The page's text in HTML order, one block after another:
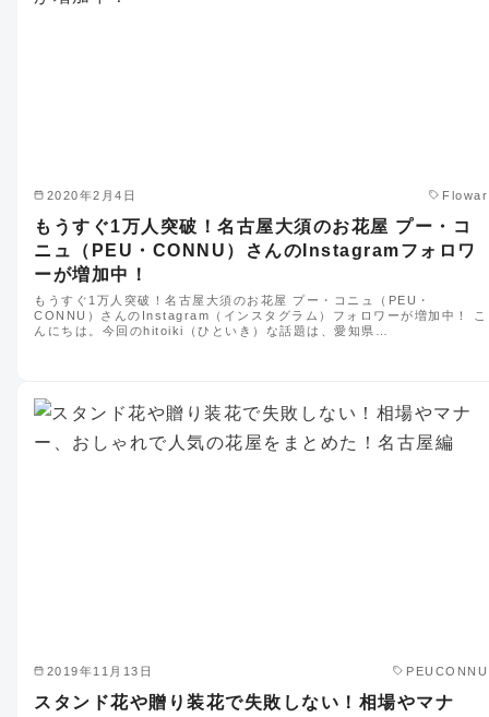
2020年2月4日 Flowar
もうすぐ1万人突破！名古屋大須のお花屋 プー・コ
ニュ（PEU・CONNU）さんのInstagramフォロワ
ーが増加中！
もうすぐ1万人突破！名古屋大須のお花屋 プー・コニュ（PEU・
CONNU）さんのInstagram（インスタグラム）フォロワーが増加中！ こ
んにちは。今回のhitoiki（ひといき）な話題は、愛知県…
2019年11月13日 PEUCONNU
スタンド花や贈り装花で失敗しない！相場やマナ